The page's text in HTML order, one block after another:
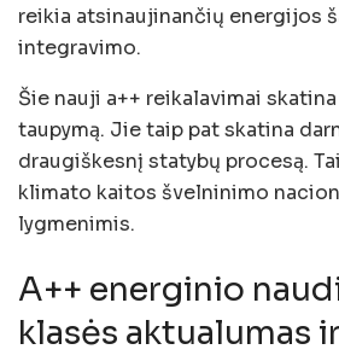
reikia atsinaujinančių energijos
integravimo.
Šie nauji a++ reikalavimai
taupymą. Jie taip pat skatina
draugiškesnį statybų procesą.
klimato kaitos švelninimo
lygmenimis.
A++ energinio
klasės aktualumas